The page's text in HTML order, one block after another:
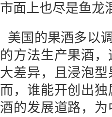
市面上也尽是鱼龙
美国的果酒多以
的方法生产果酒
大差异，且浸泡
而，谁能开创出
酒的发展道路，